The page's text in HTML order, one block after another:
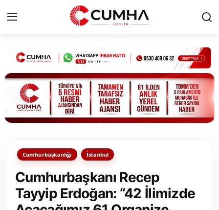
Kurumsal
Cumhurbaşkanlığı
Bakanlıklar
Siyasi Partiler
Yerel Yönetimler
Mülki İdare
Cumhurbaşkanlığı İstanbul
Cumhurbaşkanı Recep
Tayyip Erdoğan: “42 İlimizde